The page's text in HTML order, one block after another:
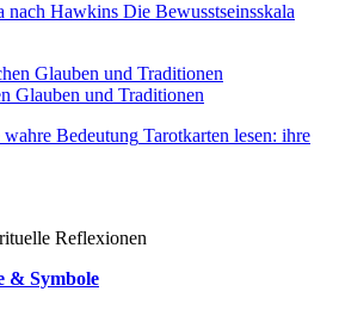
Die Bewusstseinsskala
Glauben und Traditionen
Tarotkarten lesen: ihre
Reflexionen
& Symbole